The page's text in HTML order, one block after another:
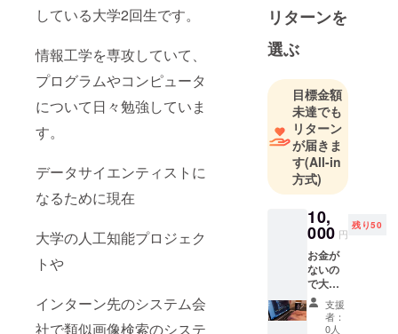
している大学2回生です。
情報工学を専攻していて、
プログラムやコンピュータ
について日々勉強していま
す。
データサイエンティストに
なるために現在
大学の人工知能プロジェク
トや
インターン先のシステム会
社で類似画像検索のシステ
リターンを
選ぶ
目標金額
未達でも
リターン
が届きま
す(All-in
方式)
10,
000 円
残り50
お金が
ないの
で大し
たもの
は差し
上げら
支援
者：
0人